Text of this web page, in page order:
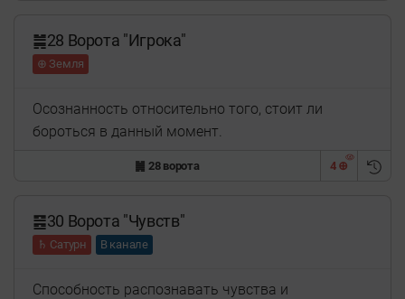
䷛28 Ворота "Игрока"
⊕ Земля
Осознанность относительно того, стоит ли
бороться в данный момент.
䷛ 28 ворота 4 ⊕
䷝30 Ворота "Чувств"
♄ Сатурн В канале
Способность распознавать чувства и